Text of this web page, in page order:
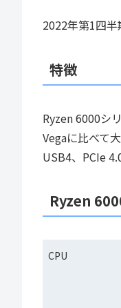
2022年第1四
特徴
Ryzen 6000シ
Vegaに比べて
USB4、PCIe
Ryzen
CPU